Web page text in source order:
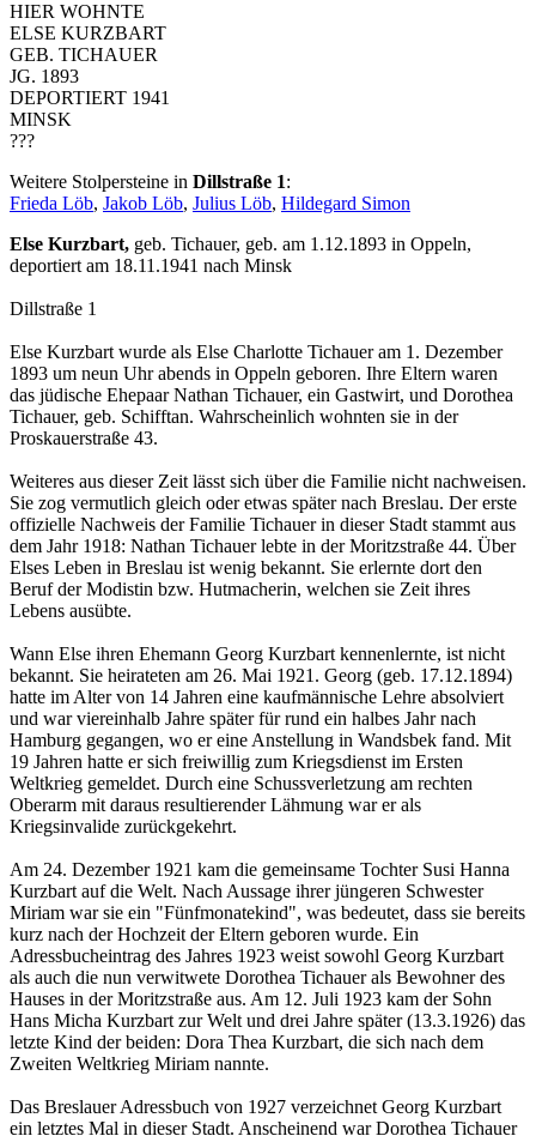
HIER WOHNTE
ELSE KURZBART
GEB. TICHAUER
JG. 1893
DEPORTIERT 1941
MINSK
???
Weitere Stolpersteine in Dillstraße 1:
Frieda Löb, Jakob Löb, Julius Löb, Hildegard Simon
Else Kurzbart, geb. Tichauer, geb. am 1.12.1893 in Oppeln,
deportiert am 18.11.1941 nach Minsk
Dillstraße 1
Else Kurzbart wurde als Else Charlotte Tichauer am 1. Dezember
1893 um neun Uhr abends in Oppeln geboren. Ihre Eltern waren
das jüdische Ehepaar Nathan Tichauer, ein Gastwirt, und Dorothea
Tichauer, geb. Schifftan. Wahrscheinlich wohnten sie in der
Proskauerstraße 43.
Weiteres aus dieser Zeit lässt sich über die Familie nicht nachweisen.
Sie zog vermutlich gleich oder etwas später nach Breslau. Der erste
offizielle Nachweis der Familie Tichauer in dieser Stadt stammt aus
dem Jahr 1918: Nathan Tichauer lebte in der Moritzstraße 44. Über
Elses Leben in Breslau ist wenig bekannt. Sie erlernte dort den
Beruf der Modistin bzw. Hutmacherin, welchen sie Zeit ihres
Lebens ausübte.
Wann Else ihren Ehemann Georg Kurzbart kennenlernte, ist nicht
bekannt. Sie heirateten am 26. Mai 1921. Georg (geb. 17.12.1894)
hatte im Alter von 14 Jahren eine kaufmännische Lehre absolviert
und war viereinhalb Jahre später für rund ein halbes Jahr nach
Hamburg gegangen, wo er eine Anstellung in Wandsbek fand. Mit
19 Jahren hatte er sich freiwillig zum Kriegsdienst im Ersten
Weltkrieg gemeldet. Durch eine Schussverletzung am rechten
Oberarm mit daraus resultierender Lähmung war er als
Kriegsinvalide zurückgekehrt.
Am 24. Dezember 1921 kam die gemeinsame Tochter Susi Hanna
Kurzbart auf die Welt. Nach Aussage ihrer jüngeren Schwester
Miriam war sie ein "Fünfmonatekind", was bedeutet, dass sie bereits
kurz nach der Hochzeit der Eltern geboren wurde. Ein
Adressbucheintrag des Jahres 1923 weist sowohl Georg Kurzbart
als auch die nun verwitwete Dorothea Tichauer als Bewohner des
Hauses in der Moritzstraße aus. Am 12. Juli 1923 kam der Sohn
Hans Micha Kurzbart zur Welt und drei Jahre später (13.3.1926) das
letzte Kind der beiden: Dora Thea Kurzbart, die sich nach dem
Zweiten Weltkrieg Miriam nannte.
Das Breslauer Adressbuch von 1927 verzeichnet Georg Kurzbart
ein letztes Mal in dieser Stadt. Anscheinend war Dorothea Tichauer